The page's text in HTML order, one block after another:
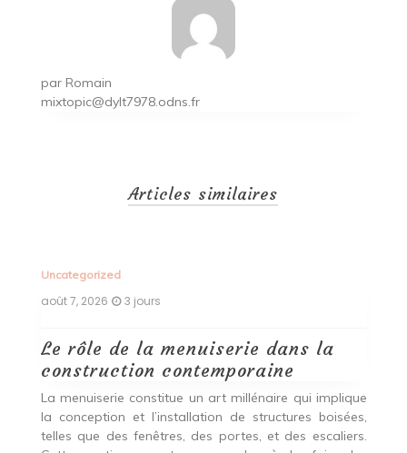
par Romain
mixtopic@dylt7978.odns.fr
Articles similaires
Uncategorized
août 7, 2026 3 jours
Le rôle de la menuiserie dans la
construction contemporaine
La menuiserie constitue un art millénaire qui implique
la conception et l’installation de structures boisées,
telles que des fenêtres, des portes, et des escaliers.